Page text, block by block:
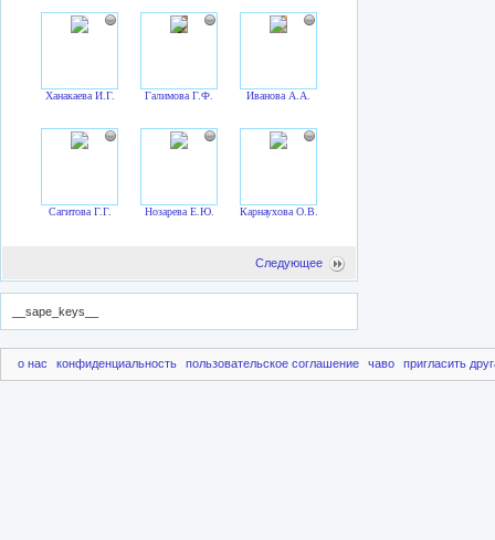
Ханакаева И.Г. Галимова Г.Ф. Иванова А.А.
Сагитова Г.Г. Нозарева Е.Ю. Карнаухова О.В.
Следующее
__sape_keys__
о нас конфиденциальность пользовательское соглашение чаво пригласить